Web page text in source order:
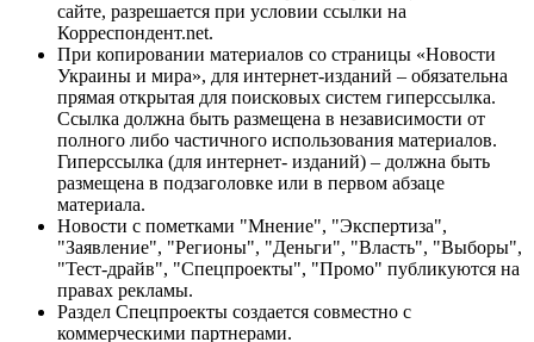
сайте, разрешается при условии ссылки на
Корреспондент.net.
При копировании материалов со страницы «Новости
Украины и мира», для интернет-изданий – обязательна
прямая открытая для поисковых систем гиперссылка.
Ссылка должна быть размещена в независимости от
полного либо частичного использования материалов.
Гиперссылка (для интернет- изданий) – должна быть
размещена в подзаголовке или в первом абзаце
материала.
Новости с пометками "Мнение", "Экспертиза",
"Заявление", "Регионы", "Деньги", "Власть", "Выборы",
"Тест-драйв", "Спецпроекты", "Промо" публикуются на
правах рекламы.
Раздел Спецпроекты создается совместно с
коммерческими партнерами.